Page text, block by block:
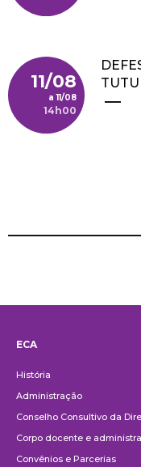
11/08
11/08
14h00
ECA
História
Administração
Conselho Consultivo da
Corpo docente e
Convênios e Parcerias